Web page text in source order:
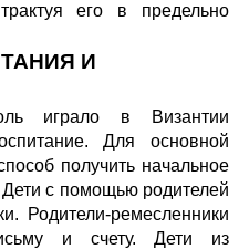
его в предельно
И
играло в Византии
Для основной
получить начальное
с помощью родителей
Родители-ремесленники
и счету. Дети из